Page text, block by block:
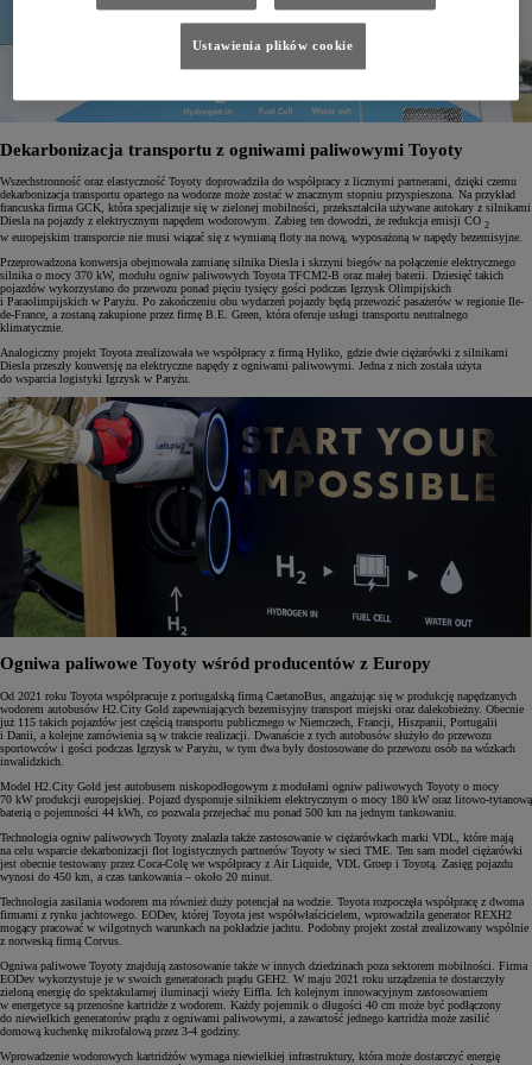
Dekarbonizacja transportu z ogniwami paliwowymi Toyoty
Wszechstronność oraz elastyczność Toyoty doprowadziła do współpracy z licznymi partnerami, dzięki czemu
dekarbonizacja transportu opartego na wodorze może zostać w znacznym stopniu przyspieszona. Na przykład
francuska firma GCK, która specjalizuje się w zielonej mobilności, przekształciła używane autokary z silnikami
Diesla na pojazdy z elektrycznym napędem wodorowym. Zabieg ten dowodzi, że redukcja emisji CO 2
w europejskim transporcie nie musi wiązać się z wymianą floty na nową, wyposażoną w napędy bezemisyjne.
Przeprowadzona konwersja obejmowała zamianę silnika Diesla i skrzyni biegów na połączenie elektrycznego
silnika o mocy 370 kW, modułu ogniw paliwowych Toyota TFCM2-B oraz małej baterii. Dziesięć takich
pojazdów wykorzystano do przewozu ponad pięciu tysięcy gości podczas Igrzysk Olimpijskich
i Paraolimpijskich w Paryżu. Po zakończeniu obu wydarzeń pojazdy będą przewozić pasażerów w regionie Ile-
de-France, a zostaną zakupione przez firmę B.E. Green, która oferuje usługi transportu neutralnego
klimatycznie.
Analogiczny projekt Toyota zrealizowała we współpracy z firmą Hyliko, gdzie dwie ciężarówki z silnikami
Diesla przeszły konwersję na elektryczne napędy z ogniwami paliwowymi. Jedna z nich została użyta
do wsparcia logistyki Igrzysk w Paryżu.
Ogniwa paliwowe Toyoty wśród producentów z Europy
Od 2021 roku Toyota współpracuje z portugalską firmą CaetanoBus, angażując się w produkcję napędzanych
wodorem autobusów H2.City Gold zapewniających bezemisyjny transport miejski oraz dalekobieżny. Obecnie
już 115 takich pojazdów jest częścią transportu publicznego w Niemczech, Francji, Hiszpanii, Portugalii
i Danii, a kolejne zamówienia są w trakcie realizacji. Dwanaście z tych autobusów służyło do przewozu
sportowców i gości podczas Igrzysk w Paryżu, w tym dwa były dostosowane do przewozu osób na wózkach
inwalidzkich.
Model H2.City Gold jest autobusem niskopodłogowym z modułami ogniw paliwowych Toyoty o mocy
70 kW produkcji europejskiej. Pojazd dysponuje silnikiem elektrycznym o mocy 180 kW oraz litowo-tytanową
baterią o pojemności 44 kWh, co pozwala przejechać mu ponad 500 km na jednym tankowaniu.
Technologia ogniw paliwowych Toyoty znalazła także zastosowanie w ciężarówkach marki VDL, które mają
na celu wsparcie dekarbonizacji flot logistycznych partnerów Toyoty w sieci TME. Ten sam model ciężarówki
jest obecnie testowany przez Coca-Colę we współpracy z Air Liquide, VDL Groep i Toyotą. Zasięg pojazdu
wynosi do 450 km, a czas tankowania – około 20 minut.
Technologia zasilania wodorem ma również duży potencjał na wodzie. Toyota rozpoczęła współpracę z dwoma
firmami z rynku jachtowego. EODev, której Toyota jest współwłaścicielem, wprowadziła generator REXH2
mogący pracować w wilgotnych warunkach na pokładzie jachtu. Podobny projekt został zrealizowany wspólnie
z norweską firmą Corvus.
Ogniwa paliwowe Toyoty znajdują zastosowanie także w innych dziedzinach poza sektorem mobilności. Firma
EODev wykorzystuje je w swoich generatorach prądu GEH2. W maju 2021 roku urządzenia te dostarczyły
zieloną energię do spektakularnej iluminacji wieży Eiffla. Ich kolejnym innowacyjnym zastosowaniem
w energetyce są przenośne kartridże z wodorem. Każdy pojemnik o długości 40 cm może być podłączony
do niewielkich generatorów prądu z ogniwami paliwowymi, a zawartość jednego kartridża może zasilić
domową kuchenkę mikrofalową przez 3-4 godziny.
Wprowadzenie wodorowych kartridżów wymaga niewielkiej infrastruktury, która może dostarczyć energię
Ustawienia plików cookie